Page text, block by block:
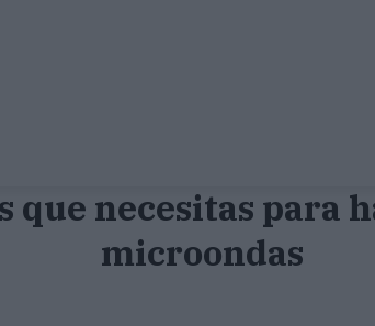
que necesitas para
microondas